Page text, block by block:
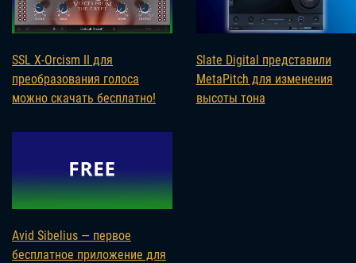
SSL X-Orcism II для
преобразования голоса
можно скачать бесплатно!
Slate Digital представили
MetaPitch для изменения
высоты тона
Avid Sibelius — первое
бесплатное приложение для